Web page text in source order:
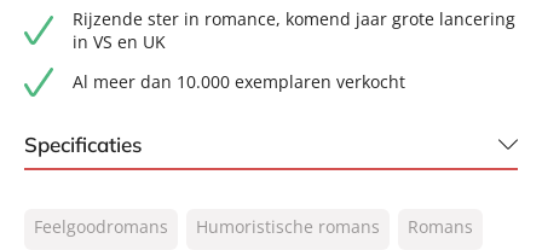
Rijzende ster in romance, komend jaar grote lancering
in VS en UK
Al meer dan 10.000 exemplaren verkocht
Specificaties
NUR:
302
Feelgoodromans Humoristische romans
Romans